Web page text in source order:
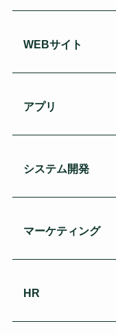
WEBサイト
アプリ
システム開発
マーケティング
HR